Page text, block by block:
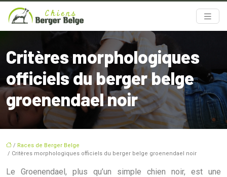
Critères morphologiques
officiels du berger belge
groenendael noir
/ Races de Berger Belge
/ Critères morphologiques officiels du berger belge groenendael noir
Le Groenendael, plus qu’un simple chien noir, est une